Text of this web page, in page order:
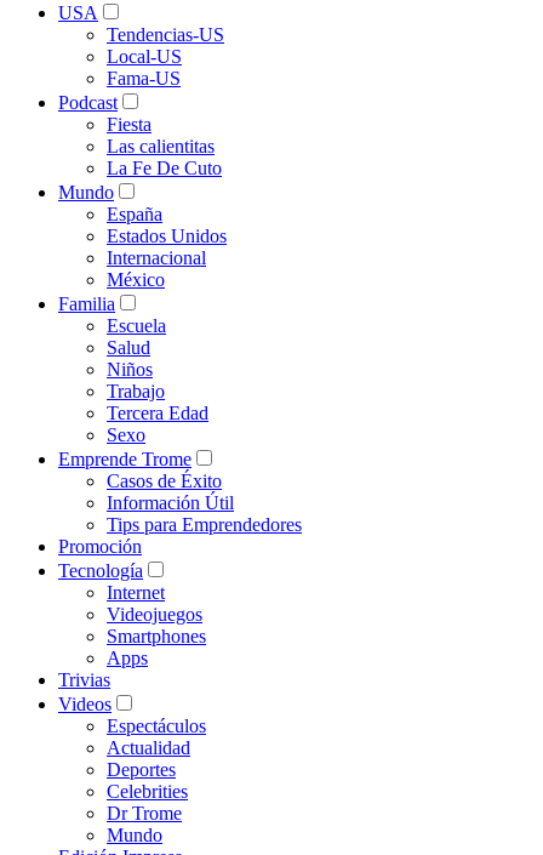
USA
Tendencias-US
Local-US
Fama-US
Podcast
Fiesta
Las calientitas
La Fe De Cuto
Mundo
España
Estados Unidos
Internacional
México
Familia
Escuela
Salud
Niños
Trabajo
Tercera Edad
Sexo
Emprende Trome
Casos de Éxito
Información Útil
Tips para Emprendedores
Promoción
Tecnología
Internet
Videojuegos
Smartphones
Apps
Trivias
Videos
Espectáculos
Actualidad
Deportes
Celebrities
Dr Trome
Mundo